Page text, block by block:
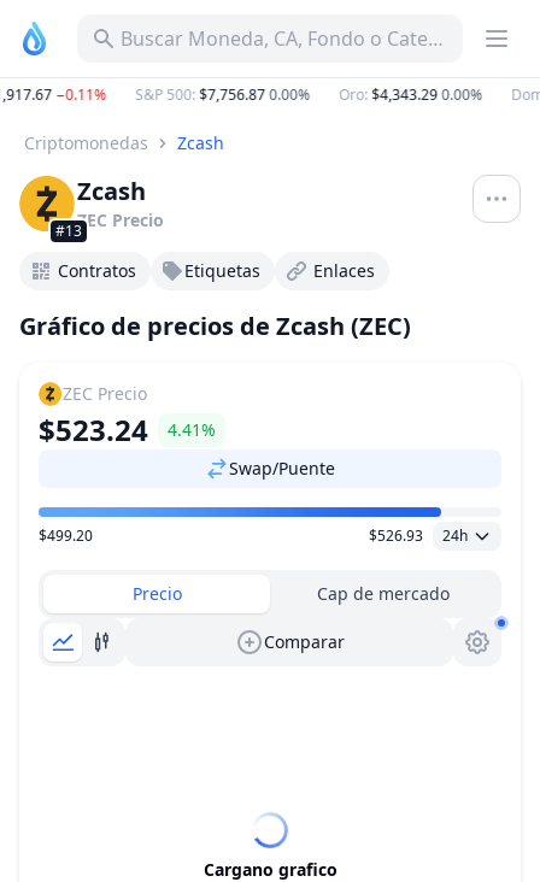
Buscar Moneda, CA, Fondo o Categoría
−0.11% S&P 500:$7,756.870.00% Oro:$4,343.290.00%
Criptomonedas Zcash
#13
Zcash
ZEC Precio
Contratos Etiquetas Enlaces
Gráfico de precios de Zcash (ZEC)
ZEC Precio
$523.24
4.41%
Swap/Puente
Rango de precio
$499.20 $526.93 24h
Precio Cap de mercado
Comparar
Cargano grafico